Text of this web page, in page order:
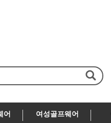
어 여성골프웨어